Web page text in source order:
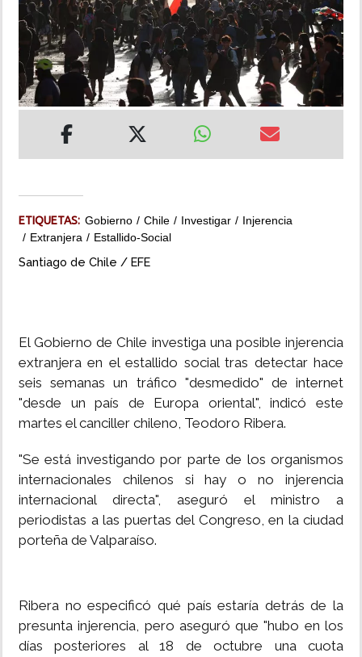
MULTIMEDIA
IMPRESO
ETIQUETAS: Gobierno Chile Investigar
Injerencia
Extranjera
Estallido-Social
Santiago de Chile / EFE
El Gobierno de Chile investiga una posible injerencia
extranjera en el estallido social tras detectar hace
seis semanas un tráfico "desmedido" de internet
"desde un país de Europa oriental", indicó este
martes el canciller chileno, Teodoro Ribera.
"Se está investigando por parte de los organismos
internacionales chilenos si hay o no injerencia
internacional directa", aseguró el ministro a
periodistas a las puertas del Congreso, en la ciudad
porteña de Valparaíso.
Ribera no especificó qué país estaría detrás de la
presunta injerencia, pero aseguró que "hubo en los
días posteriores al 18 de octubre una cuota